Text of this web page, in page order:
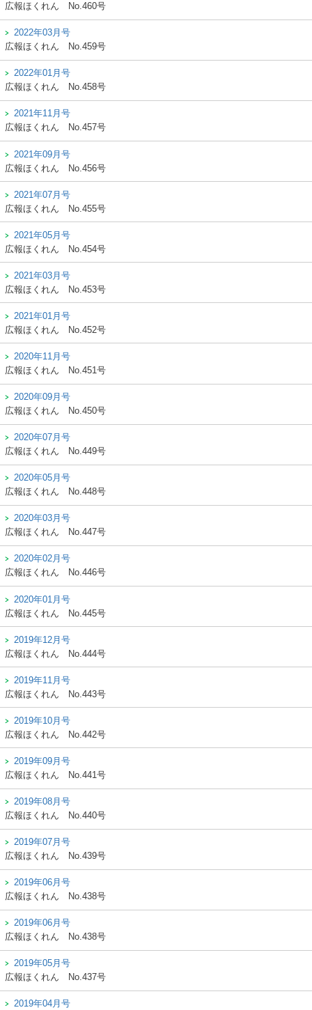
広報ほくれん
No.460号
2022年03月号
広報ほくれん
No.459号
2022年01月号
広報ほくれん
No.458号
2021年11月号
広報ほくれん
No.457号
2021年09月号
広報ほくれん
No.456号
2021年07月号
広報ほくれん
No.455号
2021年05月号
広報ほくれん
No.454号
2021年03月号
広報ほくれん
No.453号
2021年01月号
広報ほくれん
No.452号
2020年11月号
広報ほくれん
No.451号
2020年09月号
広報ほくれん
No.450号
2020年07月号
広報ほくれん
No.449号
2020年05月号
広報ほくれん
No.448号
2020年03月号
広報ほくれん
No.447号
2020年02月号
広報ほくれん
No.446号
2020年01月号
広報ほくれん
No.445号
2019年12月号
広報ほくれん
No.444号
2019年11月号
広報ほくれん
No.443号
2019年10月号
広報ほくれん
No.442号
2019年09月号
広報ほくれん
No.441号
2019年08月号
広報ほくれん
No.440号
2019年07月号
広報ほくれん
No.439号
2019年06月号
広報ほくれん
No.438号
2019年06月号
広報ほくれん
No.438号
2019年05月号
広報ほくれん
No.437号
2019年04月号